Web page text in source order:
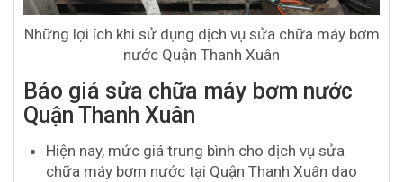
Những lợi ích khi sử dụng dịch vụ sửa chữa máy bơm
nước Quận Thanh Xuân
Báo giá sửa chữa máy bơm nước
Quận Thanh Xuân
Hiện nay, mức giá trung bình cho dịch vụ sửa
chữa máy bơm nước tại Quận Thanh Xuân dao